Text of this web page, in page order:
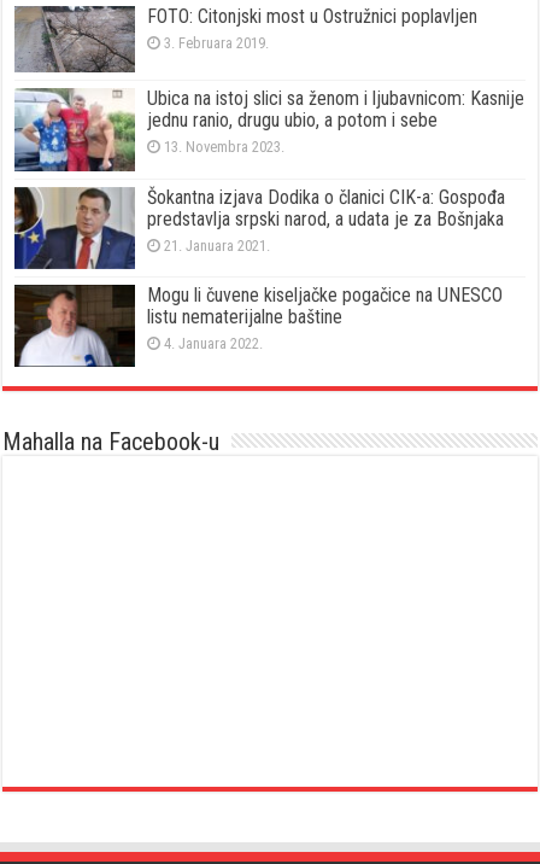
FOTO: Citonjski most u Ostružnici poplavljen
3. Februara 2019.
Ubica na istoj slici sa ženom i ljubavnicom: Kasnije
jednu ranio, drugu ubio, a potom i sebe
13. Novembra 2023.
Šokantna izjava Dodika o članici CIK-a: Gospođa
predstavlja srpski narod, a udata je za Bošnjaka
21. Januara 2021.
Mogu li čuvene kiseljačke pogačice na UNESCO
listu nematerijalne baštine
4. Januara 2022.
Mahalla na Facebook-u